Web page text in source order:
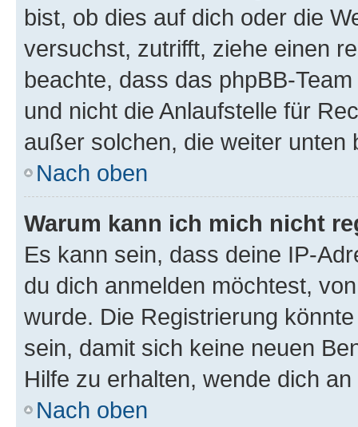
bist, ob dies auf dich oder die
versuchst, zutrifft, ziehe einen
beachte, dass das phpBB-
und nicht die Anlaufstelle für
außer solchen, die weiter unten
Nach oben
Warum kann ich mich nicht
Es kann sein, dass deine IP-
du dich anmelden möchtest,
wurde. Die Registrierung
sein, damit sich keine neuen
Hilfe zu erhalten, wende dich
Nach oben